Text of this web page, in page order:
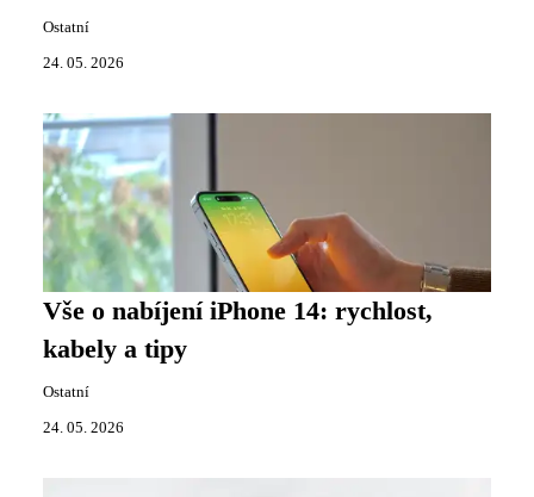
Ostatní
24. 05. 2026
Vše o nabíjení iPhone 14: rychlost,
kabely a tipy
Ostatní
24. 05. 2026